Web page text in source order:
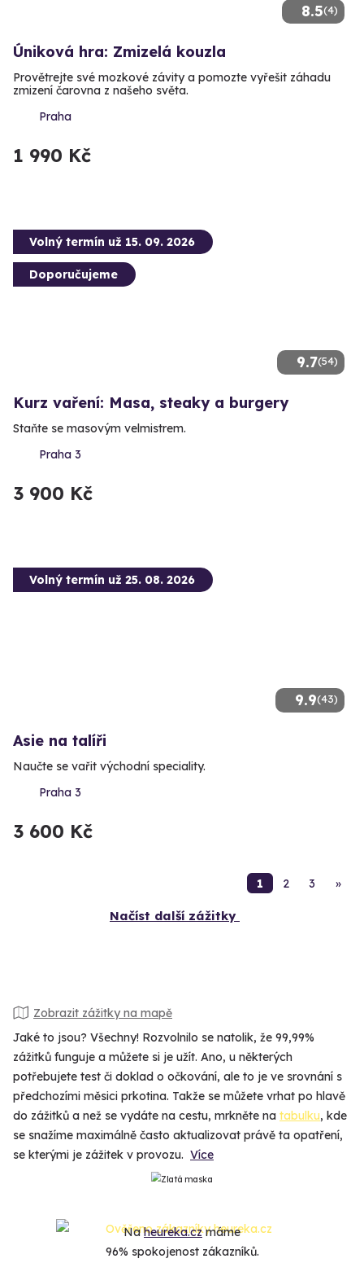
8.5(4)
Úniková hra: Zmizelá kouzla
Provětrejte své mozkové závity a pomozte vyřešit záhadu
zmizení čarovna z našeho světa.
Praha
1 990 Kč
9.7(54)
Volný termín už 15. 09. 2026
Doporučujeme
Kurz vaření: Masa, steaky a burgery
Staňte se masovým velmistrem.
Praha 3
3 900 Kč
9.9(43)
Volný termín už 25. 08. 2026
Asie na talíři
Naučte se vařit východní speciality.
Praha 3
3 600 Kč
1 2 3 »
Načíst další zážitky
Zobrazit zážitky na mapě
Jaké to jsou? Všechny! Rozvolnilo se natolik, že 99,99%
zážitků funguje a můžete si je užít. Ano, u některých
potřebujete test či doklad o očkování, ale to je ve srovnání s
předchozími měsici prkotina. Takže se můžete vrhat po hlavě
do zážitků a než se vydáte na cestu, mrkněte na tabulku, kde
se snažíme maximálně často aktualizovat právě ta opatření,
se kterými je zážitek v provozu. Více
Naheureka.czmáme
96% spokojenost zákazníků.